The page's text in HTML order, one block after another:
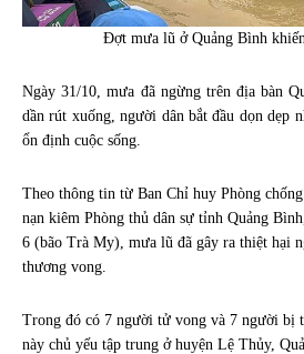
Đợt mưa lũ ở Quảng Bình
Ngày 31/10, mưa đã ngừng trên địa bàn
dần rút xuống, người dân bắt đầu dọn dẹp
ổn định cuộc sống.
Theo thông tin từ Ban Chỉ huy Phòng
nạn kiêm Phòng thủ dân sự tỉnh Quảng
6 (bão Trà My), mưa lũ đã gây ra thiệt hại
thương vong.
Trong đó có 7 người tử vong và 7 người bị
này chủ yếu tập trung ở huyện Lệ Thủy,